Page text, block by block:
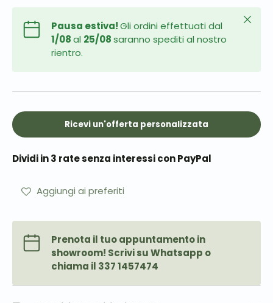
Pausa estiva!Gli ordini effettuati dal
1/08al 25/08saranno spediti al nostro
rientro.
Chiudi
Ricevi un'offerta personalizzata
Dividi in 3 rate senza interessi con PayPal
Aggiungi ai preferiti
Prenota il tuo appuntamento in
showroom! Scrivi su Whatsapp o
chiama il 337 1457474